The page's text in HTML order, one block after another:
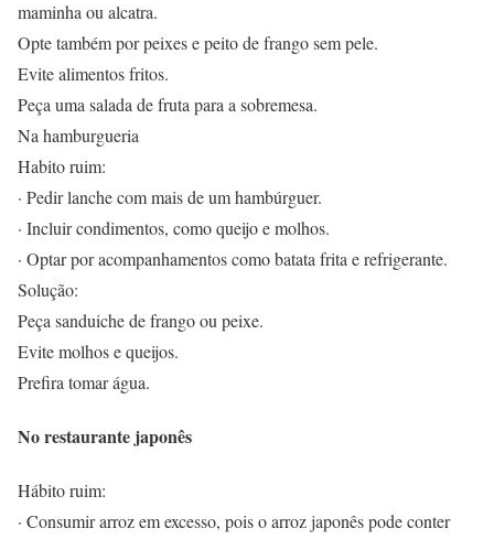
maminha ou alcatra.
Opte também por peixes e peito de frango sem pele.
Evite alimentos fritos.
Peça uma salada de fruta para a sobremesa.
Na hamburgueria
Habito ruim:
· Pedir lanche com mais de um hambúrguer.
· Incluir condimentos, como queijo e molhos.
· Optar por acompanhamentos como batata frita e refrigerante.
Solução:
Peça sanduiche de frango ou peixe.
Evite molhos e queijos.
Prefira tomar água.
No restaurante japonês
Hábito ruim:
· Consumir arroz em excesso, pois o arroz japonês pode conter